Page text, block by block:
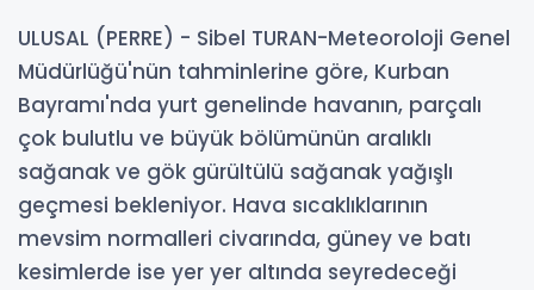
ULUSAL (PERRE) - Sibel TURAN-Meteoroloji Genel
Müdürlüğü'nün tahminlerine göre, Kurban
Bayramı'nda yurt genelinde havanın, parçalı
çok bulutlu ve büyük bölümünün aralıklı
sağanak ve gök gürültülü sağanak yağışlı
geçmesi bekleniyor. Hava sıcaklıklarının
mevsim normalleri civarında, güney ve batı
kesimlerde ise yer yer altında seyredeceği